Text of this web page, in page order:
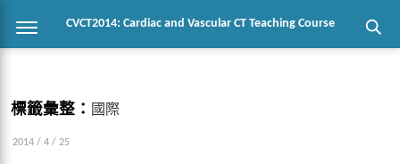
CVCT2014: Cardiac and Vascular CT Teaching Course
標籤彙整： 國際
2014 / 4 / 25